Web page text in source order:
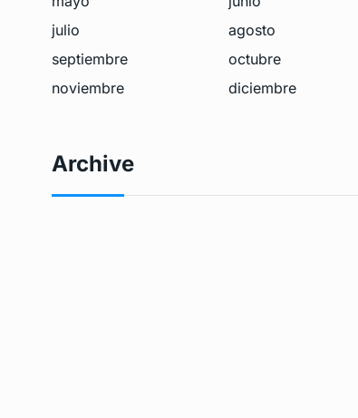
julio
agosto
septiembre
octubre
noviembre
diciembre
Archive